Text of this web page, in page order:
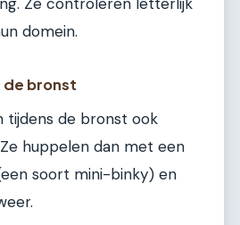
domein.
de bronst
tijdens de bronst ook
huppelen dan met een
soort mini-binky) en